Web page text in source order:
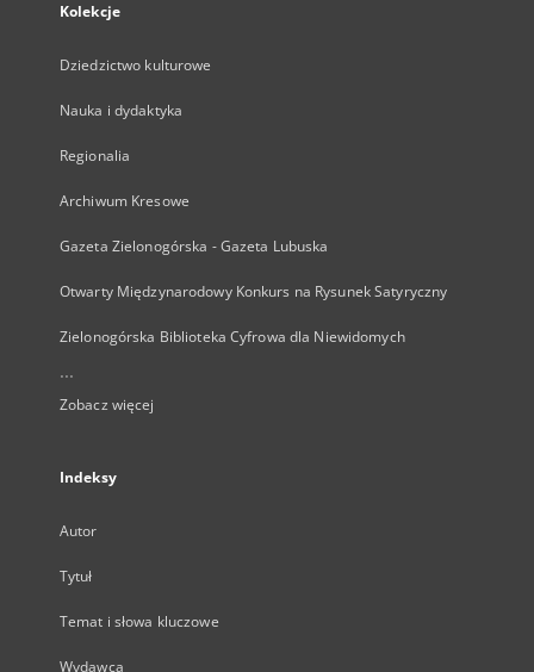
Kolekcje
Dziedzictwo kulturowe
Nauka i dydaktyka
Regionalia
Archiwum Kresowe
Gazeta Zielonogórska - Gazeta Lubuska
Otwarty Międzynarodowy Konkurs na Rysunek Satyryczny
Zielonogórska Biblioteka Cyfrowa dla Niewidomych
...
Zobacz więcej
Indeksy
Autor
Tytuł
Temat i słowa kluczowe
Wydawca